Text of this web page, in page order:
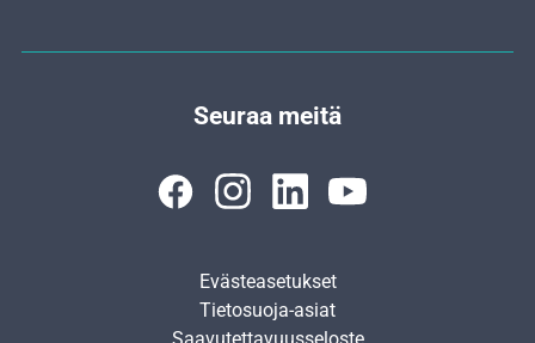
Seuraa meitä
Evästeasetukset
Tietosuoja-asiat